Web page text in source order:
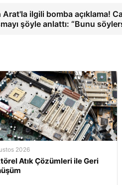
Arat'la ilgili bomba açıklama!
şöyle anlattı: “Bunu
2026
Atık Çözümleri ile Geri